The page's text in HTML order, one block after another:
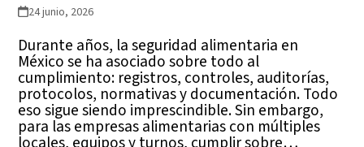
24 junio, 2026
Durante años, la seguridad alimentaria en
México se ha asociado sobre todo al
cumplimiento: registros, controles, auditorías,
protocolos, normativas y documentación. Todo
eso sigue siendo imprescindible. Sin embargo,
para las empresas alimentarias con múltiples